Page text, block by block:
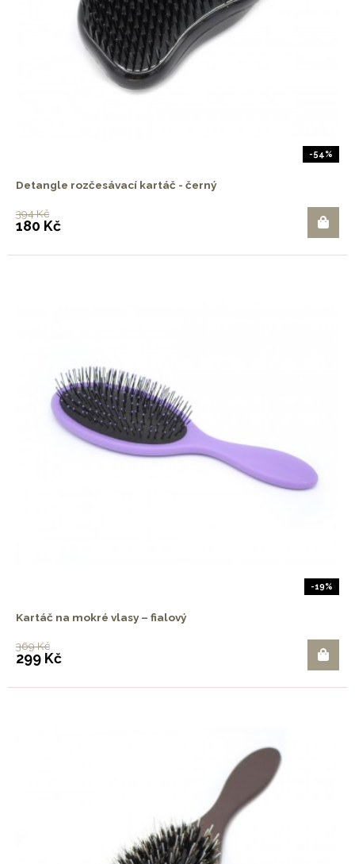
-54%
Detangle rozčesávací kartáč - černý
394 Kč
180 Kč
-19%
Kartáč na mokré vlasy – fialový
369 Kč
299 Kč